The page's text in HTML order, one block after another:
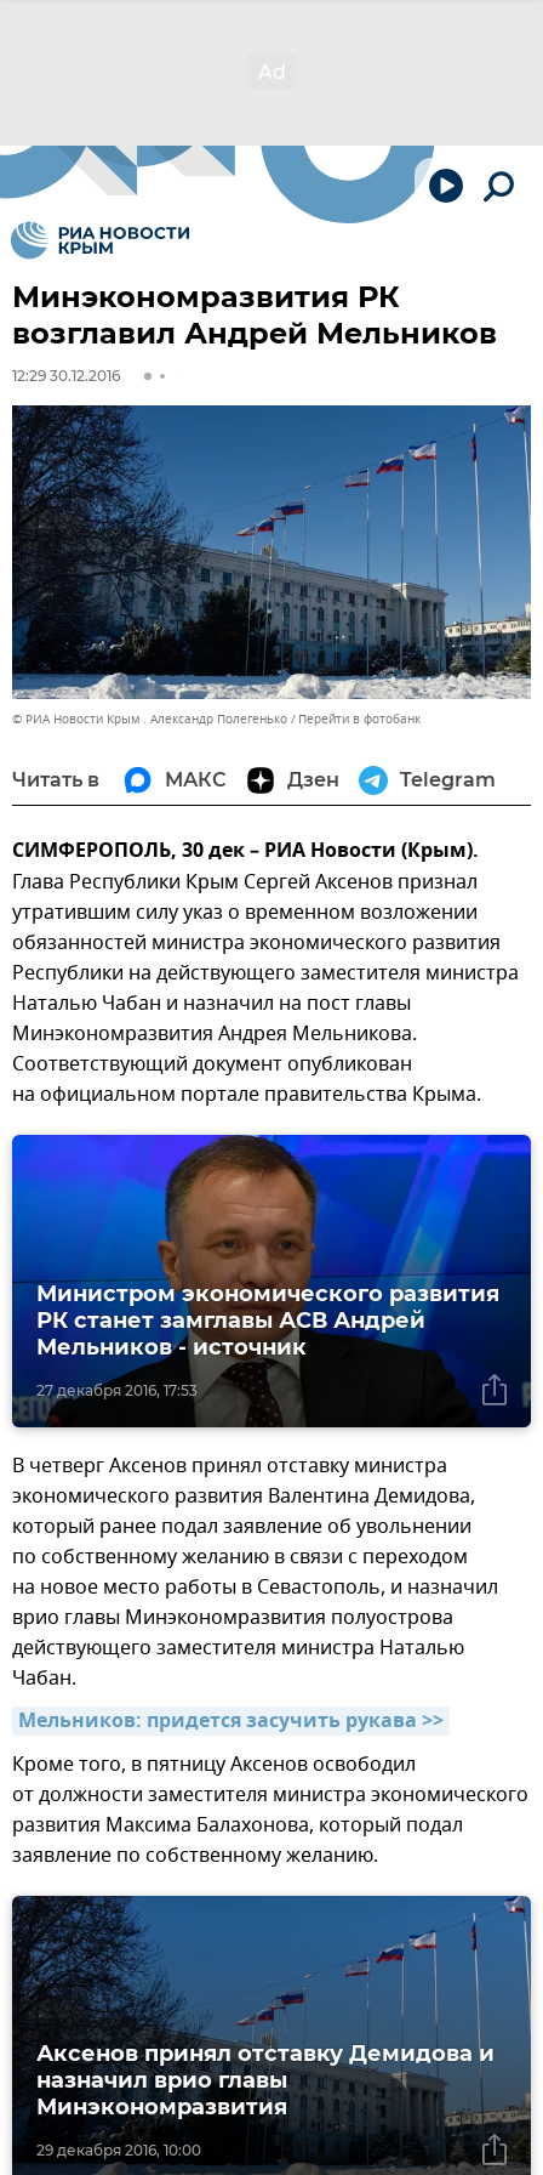
Минэкономразвития РК
возглавил Андрей Мельников
12:29 30.12.2016
© РИА Новости Крым . Александр Полегенько Перейти в фотобанк
Читать в МАКС Дзен Telegram
СИМФЕРОПОЛЬ, 30 дек – РИА Новости (Крым).
Глава Республики Крым Сергей Аксенов признал
утратившим силу указ о временном возложении
обязанностей министра экономического развития
Республики на действующего заместителя министра
Наталью Чабан и назначил на пост главы
Минэкономразвития Андрея Мельникова.
Соответствующий документ опубликован
на официальном портале правительства Крыма.
27 декабря 2016, 17:53
Министром экономического развития
РК станет замглавы АСВ Андрей
Мельников - источник
В четверг Аксенов принял отставку министра
экономического развития Валентина Демидова,
который ранее подал заявление об увольнении
по собственному желанию в связи с переходом
на новое место работы в Севастополь, и назначил
врио главы Минэкономразвития полуострова
действующего заместителя министра Наталью
Чабан.
Мельников: придется засучить рукава >>
Кроме того, в пятницу Аксенов освободил
от должности заместителя министра экономического
развития Максима Балахонова, который подал
заявление по собственному желанию.
29 декабря 2016, 10:00
Аксенов принял отставку Демидова и
назначил врио главы
Минэкономразвития